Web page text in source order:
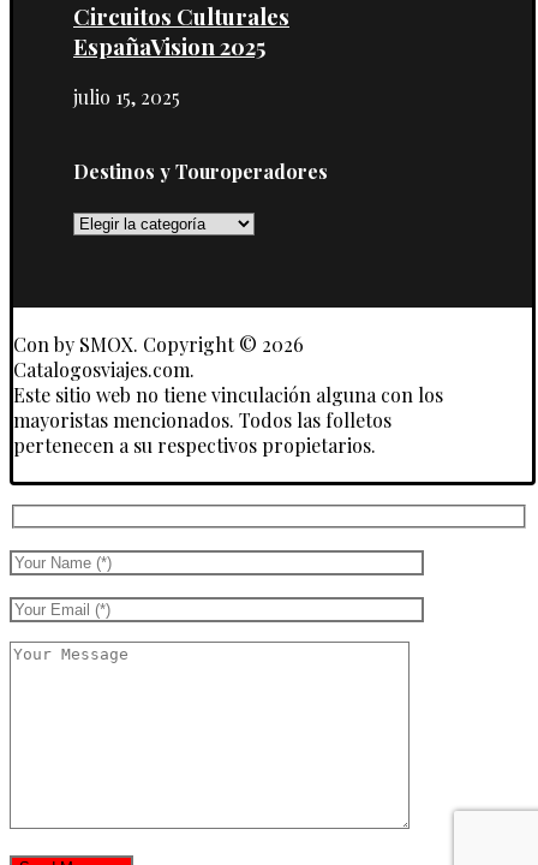
Circuitos Culturales
EspañaVision 2025
julio 15, 2025
Destinos y Touroperadores
Destinos
Conby SMOX. Copyright © 2026
Catalogosviajes.com.
Este sitio web no tiene vinculación alguna con los
mayoristas mencionados. Todos las folletos
pertenecen a su respectivos propietarios.